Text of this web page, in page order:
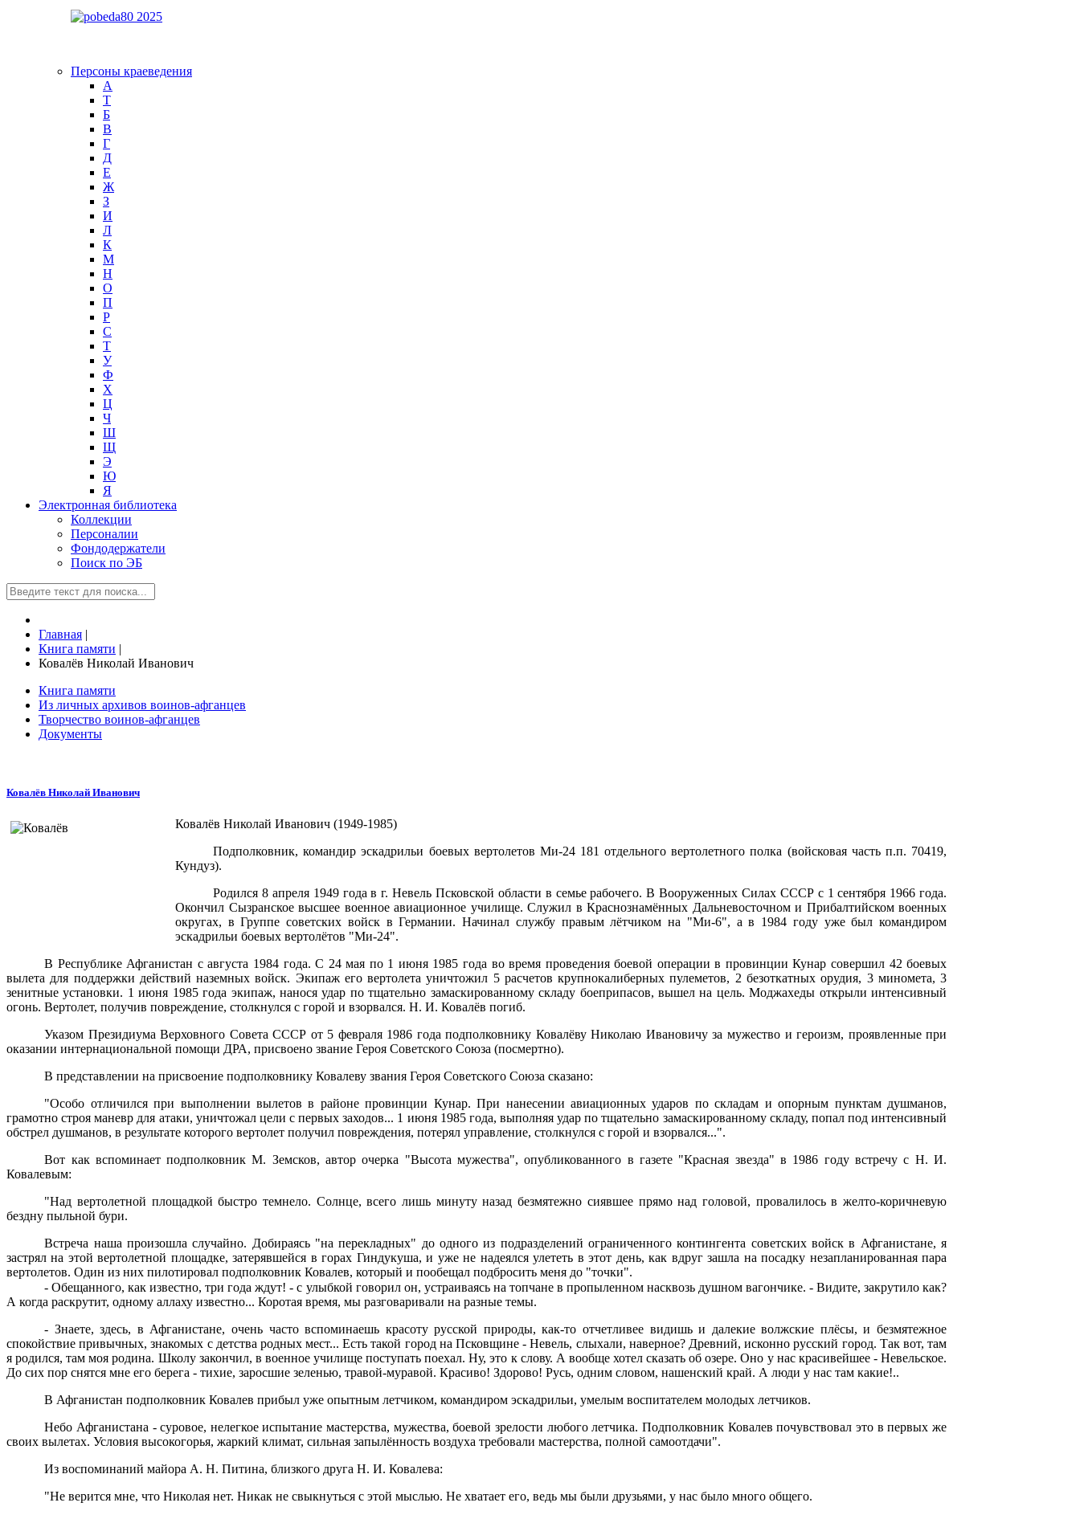
Персоны краеведения
А
T
Б
В
Г
Д
Е
Ж
З
И
Л
К
М
Н
О
П
Р
С
Т
У
Ф
Х
Ц
Ч
Ш
Щ
Э
Ю
Я
Электронная библиотека
Коллекции
Персоналии
Фондодержатели
Поиск по ЭБ
Главная |
Книга памяти |
Ковалёв Николай Иванович
Книга памяти
Из личных архивов воинов-афганцев
Творчество воинов-афганцев
Документы
Ковалёв Николай Иванович
Ковалёв Николай Иванович (1949-1985)
Подполковник, командир эскадрильи боевых вертолетов Ми-24 181 отдельного вертолетного полка (войсковая часть п.п. 70419,
Кундуз).
Родился 8 апреля 1949 года в г. Невель Псковской области в семье рабочего. В Вооруженных Силах СССР с 1 сентября 1966 года.
Окончил Сызранское высшее военное авиационное училище. Служил в Краснознамённых Дальневосточном и Прибалтийском военных
округах, в Группе советских войск в Германии. Начинал службу правым лётчиком на "Ми-6", а в 1984 году уже был командиром
эскадрильи боевых вертолётов "Ми-24".
В Республике Афганистан с августа 1984 года. С 24 мая по 1 июня 1985 года во время проведения боевой операции в провинции Кунар совершил 42 боевых
вылета для поддержки действий наземных войск. Экипаж его вертолета уничтожил 5 расчетов крупнокалиберных пулеметов, 2 безоткатных орудия, 3 миномета, 3
зенитные установки. 1 июня 1985 года экипаж, нанося удар по тщательно замаскированному складу боеприпасов, вышел на цель. Моджахеды открыли интенсивный
огонь. Вертолет, получив повреждение, столкнулся с горой и взорвался. Н. И. Ковалёв погиб.
Указом Президиума Верховного Совета СССР от 5 февраля 1986 года подполковнику Ковалёву Николаю Ивановичу за мужество и героизм, проявленные при
оказании интернациональной помощи ДРА, присвоено звание Героя Советского Союза (посмертно).
В представлении на присвоение подполковнику Ковалеву звания Героя Советского Союза сказано:
"Особо отличился при выполнении вылетов в районе провинции Кунар. При нанесении авиационных ударов по складам и опорным пунктам душманов,
грамотно строя маневр для атаки, уничтожал цели с первых заходов... 1 июня 1985 года, выполняя удар по тщательно замаскированному складу, попал под интенсивный
обстрел душманов, в результате которого вертолет получил повреждения, потерял управление, столкнулся с горой и взорвался...".
Вот как вспоминает подполковник М. Земсков, автор очерка "Высота мужества", опубликованного в газете "Красная звезда" в 1986 году встречу с Н. И.
Ковалевым:
"Над вертолетной площадкой быстро темнело. Солнце, всего лишь минуту назад безмятежно сиявшее прямо над головой, провалилось в желто-коричневую
бездну пыльной бури.
Встреча наша произошла случайно. Добираясь "на перекладных" до одного из подразделений ограниченного контингента советских войск в Афганистане, я
застрял на этой вертолетной площадке, затерявшейся в горах Гиндукуша, и уже не надеялся улететь в этот день, как вдруг зашла на посадку незапланированная пара
вертолетов. Один из них пилотировал подполковник Ковалев, который и пообещал подбросить меня до "точки".
- Обещанного, как известно, три года ждут! - с улыбкой говорил он, устраиваясь на топчане в пропыленном насквозь душном вагончике. - Видите, закрутило как?
А когда раскрутит, одному аллаху известно... Коротая время, мы разговаривали на разные темы.
- Знаете, здесь, в Афганистане, очень часто вспоминаешь красоту русской природы, как-то отчетливее видишь и далекие волжские плёсы, и безмятежное
спокойствие привычных, знакомых с детства родных мест... Есть такой город на Псковщине - Невель, слыхали, наверное? Древний, исконно русский город. Так вот, там
я родился, там моя родина. Школу закончил, в военное училище поступать поехал. Ну, это к слову. А вообще хотел сказать об озере. Оно у нас красивейшее - Невельское.
До сих пор снятся мне его берега - тихие, заросшие зеленью, травой-муравой. Красиво! Здорово! Русь, одним словом, нашенский край. А люди у нас там какие!..
В Афганистан подполковник Ковалев прибыл уже опытным летчиком, командиром эскадрильи, умелым воспитателем молодых летчиков.
Небо Афганистана - суровое, нелегкое испытание мастерства, мужества, боевой зрелости любого летчика. Подполковник Ковалев почувствовал это в первых же
своих вылетах. Условия высокогорья, жаркий климат, сильная запылённость воздуха требовали мастерства, полной самоотдачи".
Из воспоминаний майора А. Н. Питина, близкого друга Н. И. Ковалева:
"Не верится мне, что Николая нет. Никак не свыкнуться с этой мыслью. Не хватает его, ведь мы были друзьями, у нас было много общего.